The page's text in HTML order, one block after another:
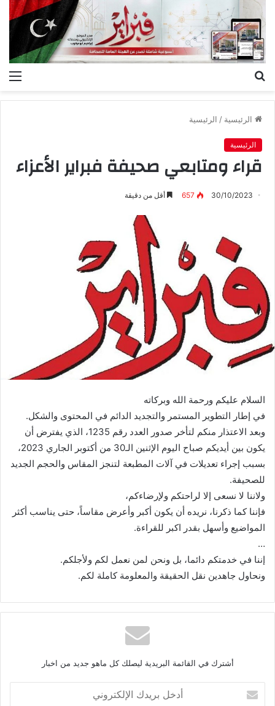
الرئيسية / الرئيسية
الرئيسية
قراء ومتابعي صحيفة فبراير الأعزاء
30/10/2023
657 أقل من دقيقة
السلام عليكم ورحمة الله وبركاته
في إطار التطوير المستمر والتجديد الدائم في المحتوى والشكل.
وبعد الاعتذار منكم لتأخر صدور العدد رقم 1235، الذي يفترض أن
يكون بين أيديكم صباح اليوم الإثنين الـ30 من أكتوبر الجاري 2023،
بسبب إجراء تعديلات في آلات المطبعة لتنجز المقاس والحجم الجديد
للصحيفة.
ولاننا لا نسعى إلا لراحتكم ولإرضاءكم،
فإننا كما ذكرنا، نريده أن يكون أكبر وأعرض مقاساً، حتى يناسب أكثر
المواضيع وأسهل بقدر اكبر للقراءة.
…
إننا في خدمتكم دائما، بل ونحن لمن نعمل لكم ولأجلكم.
ونحاول جاهدين نقل الحقيقة والمعلومة كاملة لكم.
أشترك في القائمة البريدية ليصلك كل ماهو جديد من اخبار